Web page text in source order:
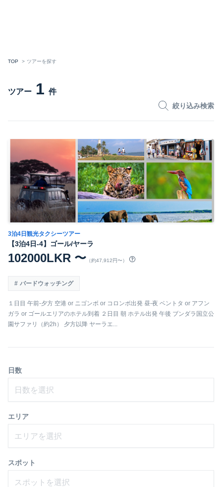
TOP ツアーを探す
ツアー 1 件
絞り込み検索
3泊4日観光タクシーツアー
【3泊4日-4】ゴール/ヤーラ
102000LKR 〜 （約47,912円〜）
バードウォッチング
１日目 午前-夕方 空港 or ニゴンボ or コロンボ出発 昼-夜 ベントタ or アフン
ガラ or ゴールエリアのホテル到着 ２日目 朝 ホテル出発 午後 ブンダラ国立公
園サファリ（約2h） 夕方以降 ヤーラエ...
日数
日数を選択
エリア
エリアを選択
スポット
スポットを選択